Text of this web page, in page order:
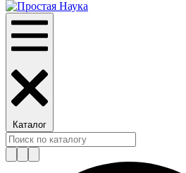
Каталог